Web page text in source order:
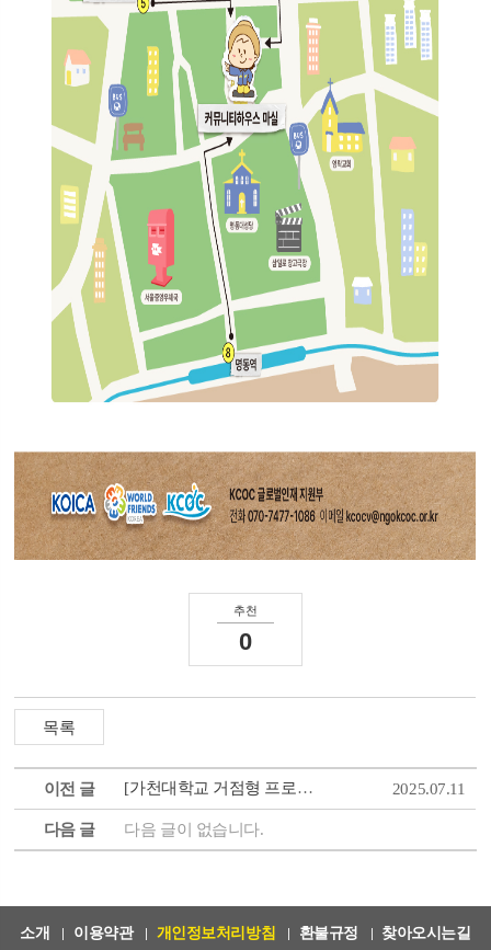
추천
0
이전 글 [가천대학교 거점형 프로그램] 바이오분야 현직자 직무 멘토링 프로그램 (7~8월) 2025.07.11
다음 글 다음 글이 없습니다.
소개 이용약관 개인정보처리방침 환불규정 찾아오시는길